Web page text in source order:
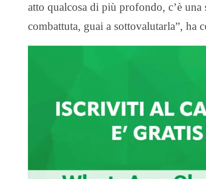
atto qualcosa di più profondo, c’è
combattuta, guai a sottovalutarla”, ha